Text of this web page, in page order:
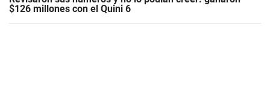
$126 millones con el Quini 6